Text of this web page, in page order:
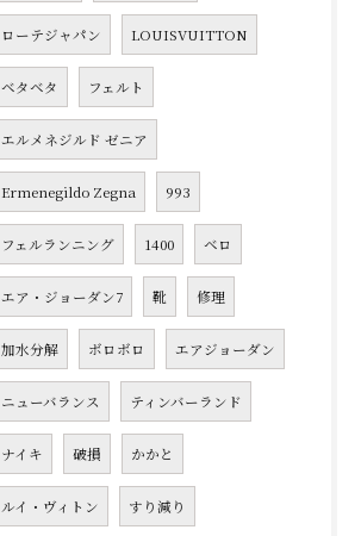
ローテジャパン LOUISVUITTON
ベタベタ フェルト
エルメネジルド ゼニア
Ermenegildo Zegna 993
フェルランニング 1400 ベロ
エア・ジョーダン7 靴 修理
加水分解 ボロボロ エアジョーダン
ニューバランス ティンバーランド
ナイキ 破損 かかと
ルイ・ヴィトン すり減り